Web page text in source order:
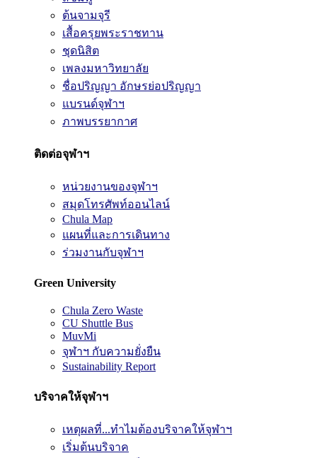
ต้นจามจุรี
เสื้อครุยพระราชทาน
ชุดนิสิต
เพลงมหาวิทยาลัย
ชื่อปริญญา อักษรย่อปริญญา
แบรนด์จุฬาฯ
ภาพบรรยากาศ
ติดต่อจุฬาฯ
หน่วยงานของจุฬาฯ
สมุดโทรศัพท์ออนไลน์
Chula Map
แผนที่และการเดินทาง
ร่วมงานกับจุฬาฯ
Green University
Chula Zero Waste
CU Shuttle Bus
MuvMi
จุฬาฯ กับความยั่งยืน
Sustainability Report
บริจาคให้จุฬาฯ
เหตุผลที่...ทำไมต้องบริจาคให้จุฬาฯ
เริ่มต้นบริจาค